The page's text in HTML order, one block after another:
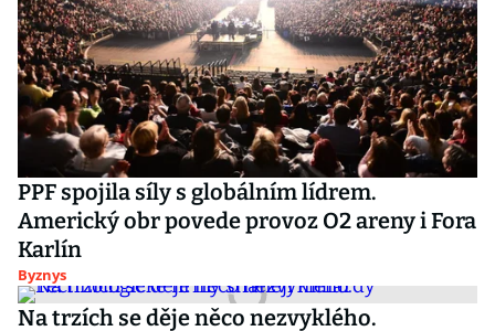
PPF spojila síly s globálním lídrem.
Americký obr povede provoz O2 areny i Fora
Karlín
Byznys
Na trzích se děje něco nezvyklého.